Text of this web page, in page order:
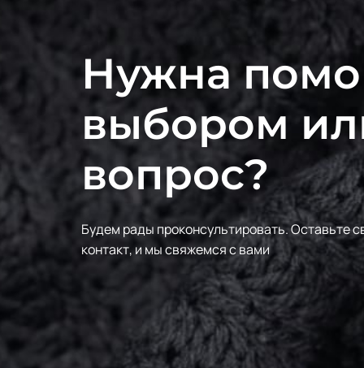
Нужна
выбором
вопрос?
Будем рады проконсультировать.Оставьте
контакт, и мы свяжемся с вами